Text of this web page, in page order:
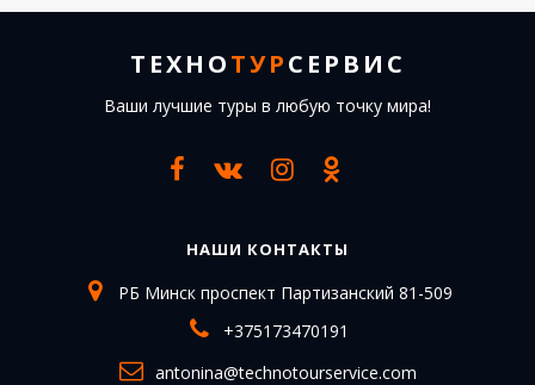
ТЕХНОТУРСЕРВИС
Ваши лучшие туры в любую точку мира!
НАШИ КОНТАКТЫ
РБ Минск проспект Партизанский 81-509
+375173470191
antonina@technotourservice.com